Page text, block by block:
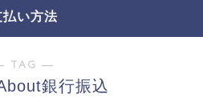
払い方法
TAG ―
銀行振込